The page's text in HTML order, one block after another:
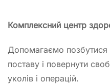
Комплексний центр
Допомагаємо позбутися
поставу і повернути
уколів і операцій.